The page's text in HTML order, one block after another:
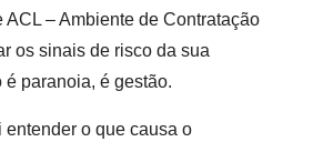
ACL – Ambiente de Contratação
os sinais de risco da sua
paranoia, é gestão.
entender o que causa o